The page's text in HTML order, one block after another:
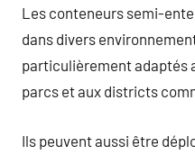
Les conteneurs semi-
dans divers
particulièrement adaptés
parcs et aux districts
Ils peuvent aussi être